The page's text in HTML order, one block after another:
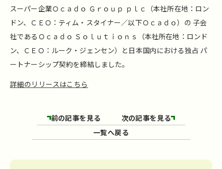
スーパー企業Ｏｃａｄｏ Ｇｒｏｕｐ ｐｌｃ（本社所在地：ロン
ドン、ＣＥＯ：ティム・スタイナー／以下Ｏｃａｄｏ）の 子会
社であるＯｃａｄｏ Ｓｏｌｕｔｉｏｎｓ（本社所在地：ロンド
ン、ＣＥＯ：ルーク・ジェンセン）と日本国内における独占 パ
ートナーシップ契約を締結しました。
詳細のリリースはこちら
前の記事を見る
一覧へ戻る
次の記事を見る